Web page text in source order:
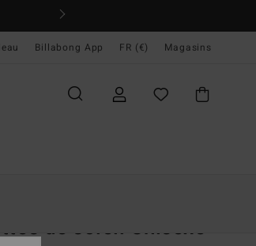
Billabong App FR (€) Magasins
de soleil Unisexe